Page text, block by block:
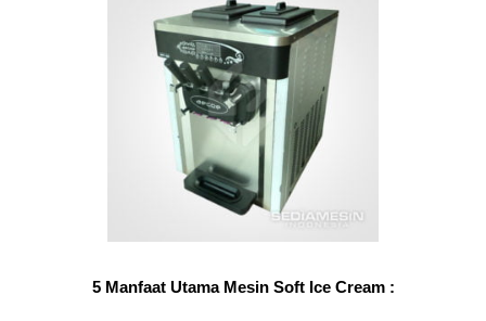
5 Manfaat Utama Mesin Soft Ice Cream :